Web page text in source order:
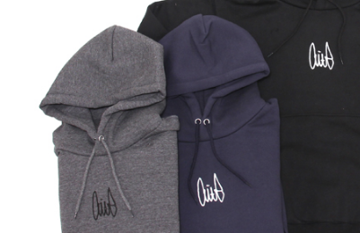
FREEDOM
/ 尾澤 彰
VOICE OF FREEDOM
TONY ALVA (ENGLISH)
2026.08.07